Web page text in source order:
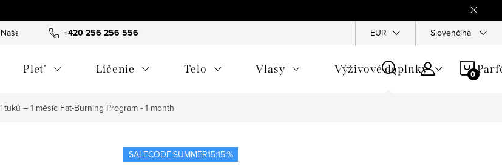
+420 256 256 556
Naše tipy a príbehy O nás Ochrana osobních údajů Všeobecné
EUR Slovenčina
Plet' Líčenie Telo Vlasy Výživové doplnky
tuků – 1 měsíc Fat-Burning Program - 1 month
SALECODE:SUMMER15:15:%